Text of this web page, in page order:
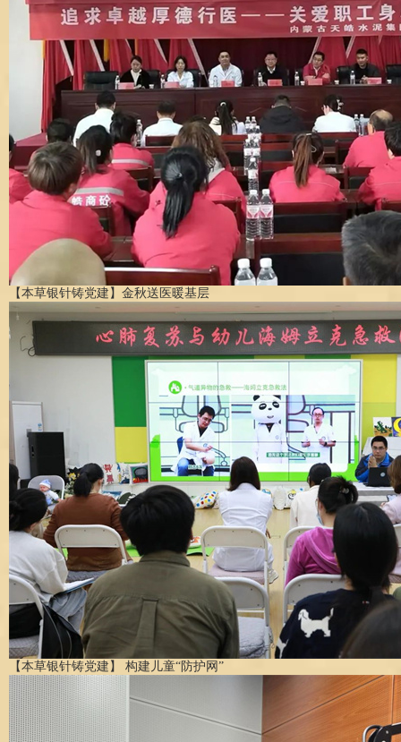
【本草银针铸党建】金秋送医暖基层
【本草银针铸党建】 构建儿童“防护网”